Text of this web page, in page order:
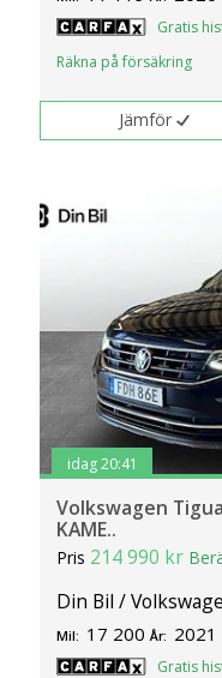
klickar du på
Gratis
Räkna på försäkring
Jämför
idag 20:41
Volkswagen
KAME..
Pris 214 990 kr
Din Bil /
Mil: 17 200 År: 2021
Gratis